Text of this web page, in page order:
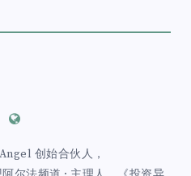
创始合伙人，